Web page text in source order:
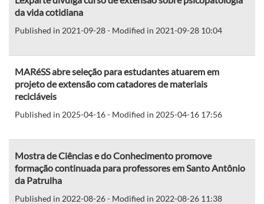
da vida cotidiana
Published in 2021-09-28 - Modified in 2021-09-28 10:04
MARéSS abre seleção para estudantes atuarem em
projeto de extensão com catadores de materiais
recicláveis
Published in 2025-04-16 - Modified in 2025-04-16 17:56
Mostra de Ciências e do Conhecimento promove
formação continuada para professores em Santo Antônio
da Patrulha
Published in 2022-08-26 - Modified in 2022-08-26 11:38